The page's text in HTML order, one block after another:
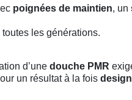
poignées de maintien, un
toutes les générations.
d’une douche PMR
un résultat à la fois design